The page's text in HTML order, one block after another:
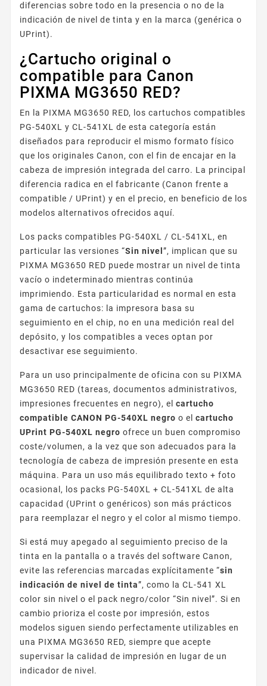
diferencias sobre todo en la presencia o no de la
indicación de nivel de tinta y en la marca (genérica o
UPrint).
¿Cartucho original o
compatible para Canon
PIXMA MG3650 RED?
En la PIXMA MG3650 RED, los cartuchos compatibles
PG-540XL y CL-541XL de esta categoría están
diseñados para reproducir el mismo formato físico
que los originales Canon, con el fin de encajar en la
cabeza de impresión integrada del carro. La principal
diferencia radica en el fabricante (Canon frente a
compatible / UPrint) y en el precio, en beneficio de los
modelos alternativos ofrecidos aquí.
Los packs compatibles PG-540XL / CL-541XL, en
particular las versiones “Sin nivel ”, implican que su
PIXMA MG3650 RED puede mostrar un nivel de tinta
vacío o indeterminado mientras continúa
imprimiendo. Esta particularidad es normal en esta
gama de cartuchos: la impresora basa su
seguimiento en el chip, no en una medición real del
depósito, y los compatibles a veces optan por
desactivar ese seguimiento.
Para un uso principalmente de oficina con su PIXMA
MG3650 RED (tareas, documentos administrativos,
impresiones frecuentes en negro), el cartucho
compatible CANON PG-540XL negro o el cartucho
UPrint PG-540XL negro ofrece un buen compromiso
coste/volumen, a la vez que son adecuados para la
tecnología de cabeza de impresión presente en esta
máquina. Para un uso más equilibrado texto + foto
ocasional, los packs PG-540XL + CL-541XL de alta
capacidad (UPrint o genéricos) son más prácticos
para reemplazar el negro y el color al mismo tiempo.
Si está muy apegado al seguimiento preciso de la
tinta en la pantalla o a través del software Canon,
evite las referencias marcadas explícitamente “sin
indicación de nivel de tinta”, como la CL-541 XL
color sin nivel o el pack negro/color “Sin nivel”. Si en
cambio prioriza el coste por impresión, estos
modelos siguen siendo perfectamente utilizables en
una PIXMA MG3650 RED, siempre que acepte
supervisar la calidad de impresión en lugar de un
indicador de nivel.